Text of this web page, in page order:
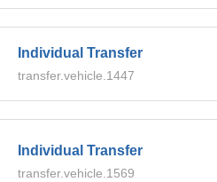
Individual Transfer
transfer.vehicle.1447
Individual Transfer
transfer.vehicle.1569